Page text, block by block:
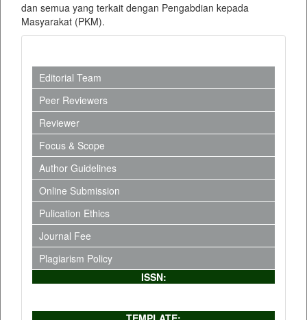
dan semua yang terkait dengan Pengabdian kepada
Masyarakat (PKM).
Editorial Team
Peer Reviewers
Reviewer
Focus & Scope
Author Guidelines
Online Submission
Pulication Ethics
Journal Fee
Plagiarism Policy
ISSN: